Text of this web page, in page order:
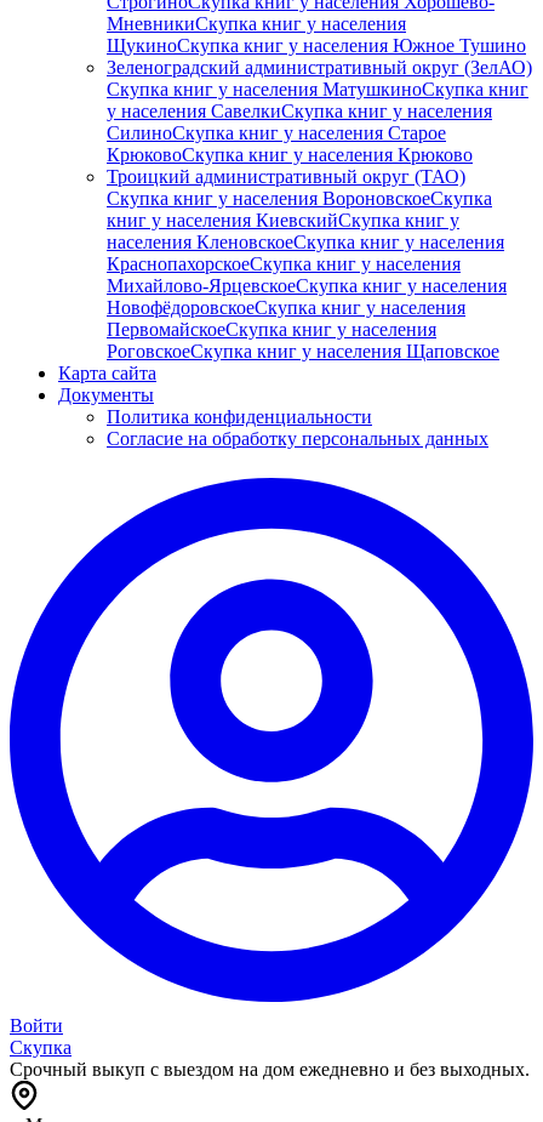
МневникиСкупка книг у населения
ЩукиноСкупка книг у населения Южное Тушино
Зеленоградский административный округ (ЗелАО)
Скупка книг у населения МатушкиноСкупка книг
у населения СавелкиСкупка книг у населения
СилиноСкупка книг у населения Старое
КрюковоСкупка книг у населения Крюково
Троицкий административный округ (ТАО)
Скупка книг у населения ВороновскоеСкупка
книг у населения КиевскийСкупка книг у
населения КленовскоеСкупка книг у населения
КраснопахорскоеСкупка книг у населения
Михайлово-ЯрцевскоеСкупка книг у населения
НовофёдоровскоеСкупка книг у населения
ПервомайскоеСкупка книг у населения
РоговскоеСкупка книг у населения Щаповское
Карта сайта
Документы
Политика конфиденциальности
Согласие на обработку персональных данных
Войти
Скупка
Срочный выкуп с выездом на дом ежедневно и без выходных.